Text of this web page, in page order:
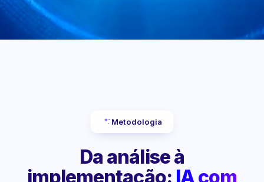
Metodologia
Da análise à
implementação: IA com